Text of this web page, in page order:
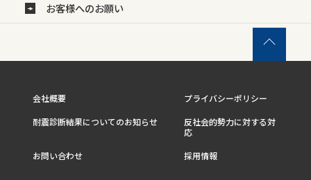
お客様へのお願い
会社概要
プライバシーポリシー
耐震診断結果についてのお知らせ
反社会的勢力に対する対
応
お問い合わせ
採用情報